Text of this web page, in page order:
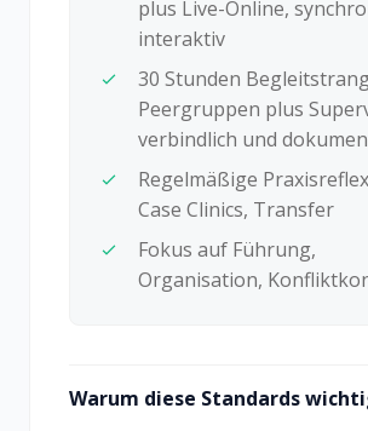
plus Live-Online,
interaktiv
30 Stunden
Peergruppen plus
verbindlich und
Regelmäßige
Case Clinics, Transfer
Fokus auf Führung,
Organisation,
Warum diese Standards